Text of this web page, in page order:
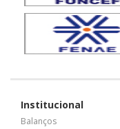
Institucional
Balanços